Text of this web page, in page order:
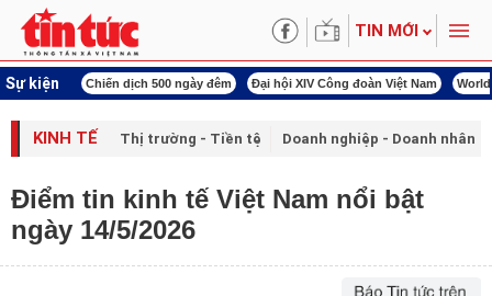
TIN MỚI
Sự kiện
mạng Chiến dịch 500 ngày đêm Đại hội XIV Công đoàn Việt Nam
KINH TẾ Thị trường - Tiền tệ Doanh nghiệp - Doanh nhân
Điểm tin kinh tế Việt Nam nổi bật
ngày 14/5/2026